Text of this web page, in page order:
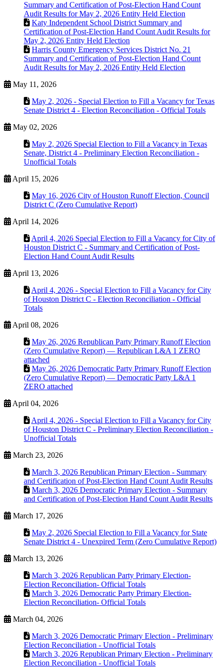
Summary and Certification of Post-Election Hand Count
Audit Results for May 2, 2026 Entity Held Election
Katy Independent School District Summary and
Certification of Post-Election Hand Count Audit Results for
May 2, 2026 Entity Held Election
Harris County Emergency Services District No. 21
Summary and Certification of Post-Election Hand Count
Audit Results for May 2, 2026 Entity Held Election
May 11, 2026
May 2, 2026 - Special Election to Fill a Vacancy for Texas
Senate District 4 - Election Reconciliation - Official Totals
May 02, 2026
May 2, 2026 Special Election to Fill a Vacancy in Texas
Senate, District 4 - Preliminary Election Reconciliation -
Unofficial Totals
April 15, 2026
May 16, 2026 City of Houston Runoff Election, Council
District C (Zero Cumulative Report)
April 14, 2026
April 4, 2026 Special Election to Fill a Vacancy for City of
Houston District C - Summary and Certification of Post-
Election Hand Count Audit Results
April 13, 2026
April 4, 2026 - Special Election to Fill a Vacancy for City
of Houston District C - Election Reconciliation - Official
Totals
April 08, 2026
May 26, 2026 Republican Party Primary Runoff Election
(Zero Cumulative Report) — Republican L&A 1 ZERO
attached
May 26, 2026 Democratic Party Primary Runoff Election
(Zero Cumulative Report) — Democratic Party L&A 1
ZERO attached
April 04, 2026
April 4, 2026 - Special Election to Fill a Vacancy for City
of Houston District C - Preliminary Election Reconciliation -
Unofficial Totals
March 23, 2026
March 3, 2026 Republican Primary Election - Summary
and Certification of Post-Election Hand Count Audit Results
March 3, 2026 Democratic Primary Election - Summary
and Certification of Post-Election Hand Count Audit Results
March 17, 2026
May 2, 2026 Special Election to Fill a Vacancy for State
Senate District 4 - Unexpired Term (Zero Cumulative Report)
March 13, 2026
March 3, 2026 Republican Party Primary Election-
Election Reconciliation- Official Totals
March 3, 2026 Democratic Party Primary Election-
Election Reconciliation- Official Totals
March 04, 2026
March 3, 2026 Democratic Primary Election - Preliminary
Election Reconciliation - Unofficial Totals
March 3, 2026 Republican Primary Election - Preliminary
Election Reconciliation - Unofficial Totals